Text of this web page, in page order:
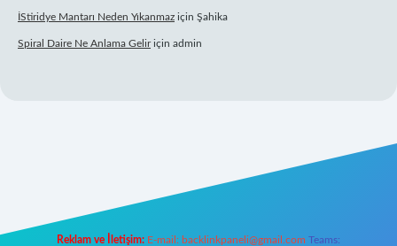
İStiridye Mantarı Neden Yıkanmaz için Şahika
Spiral Daire Ne Anlama Geliriçin admin
Reklam ve İletişim: E-mail: backlinkpaneli@gmail.com Teams: